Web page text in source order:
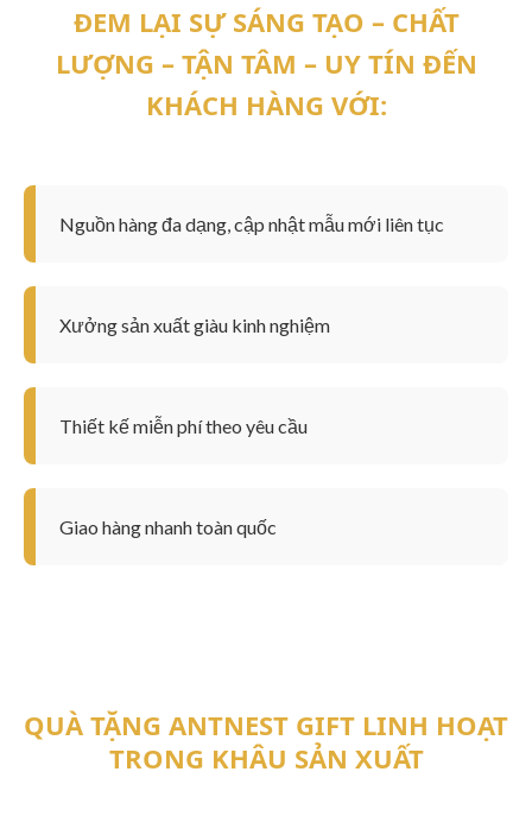
ĐEM LẠI SỰ SÁNG TẠO – CHẤT
LƯỢNG – TẬN TÂM – UY TÍN ĐẾN
KHÁCH HÀNG VỚI:
Nguồn hàng đa dạng, cập nhật mẫu mới liên tục
Xưởng sản xuất giàu kinh nghiệm
Thiết kế miễn phí theo yêu cầu
Giao hàng nhanh toàn quốc
QUÀ TẶNG ANTNEST GIFT LINH HOẠT
TRONG KHÂU SẢN XUẤT